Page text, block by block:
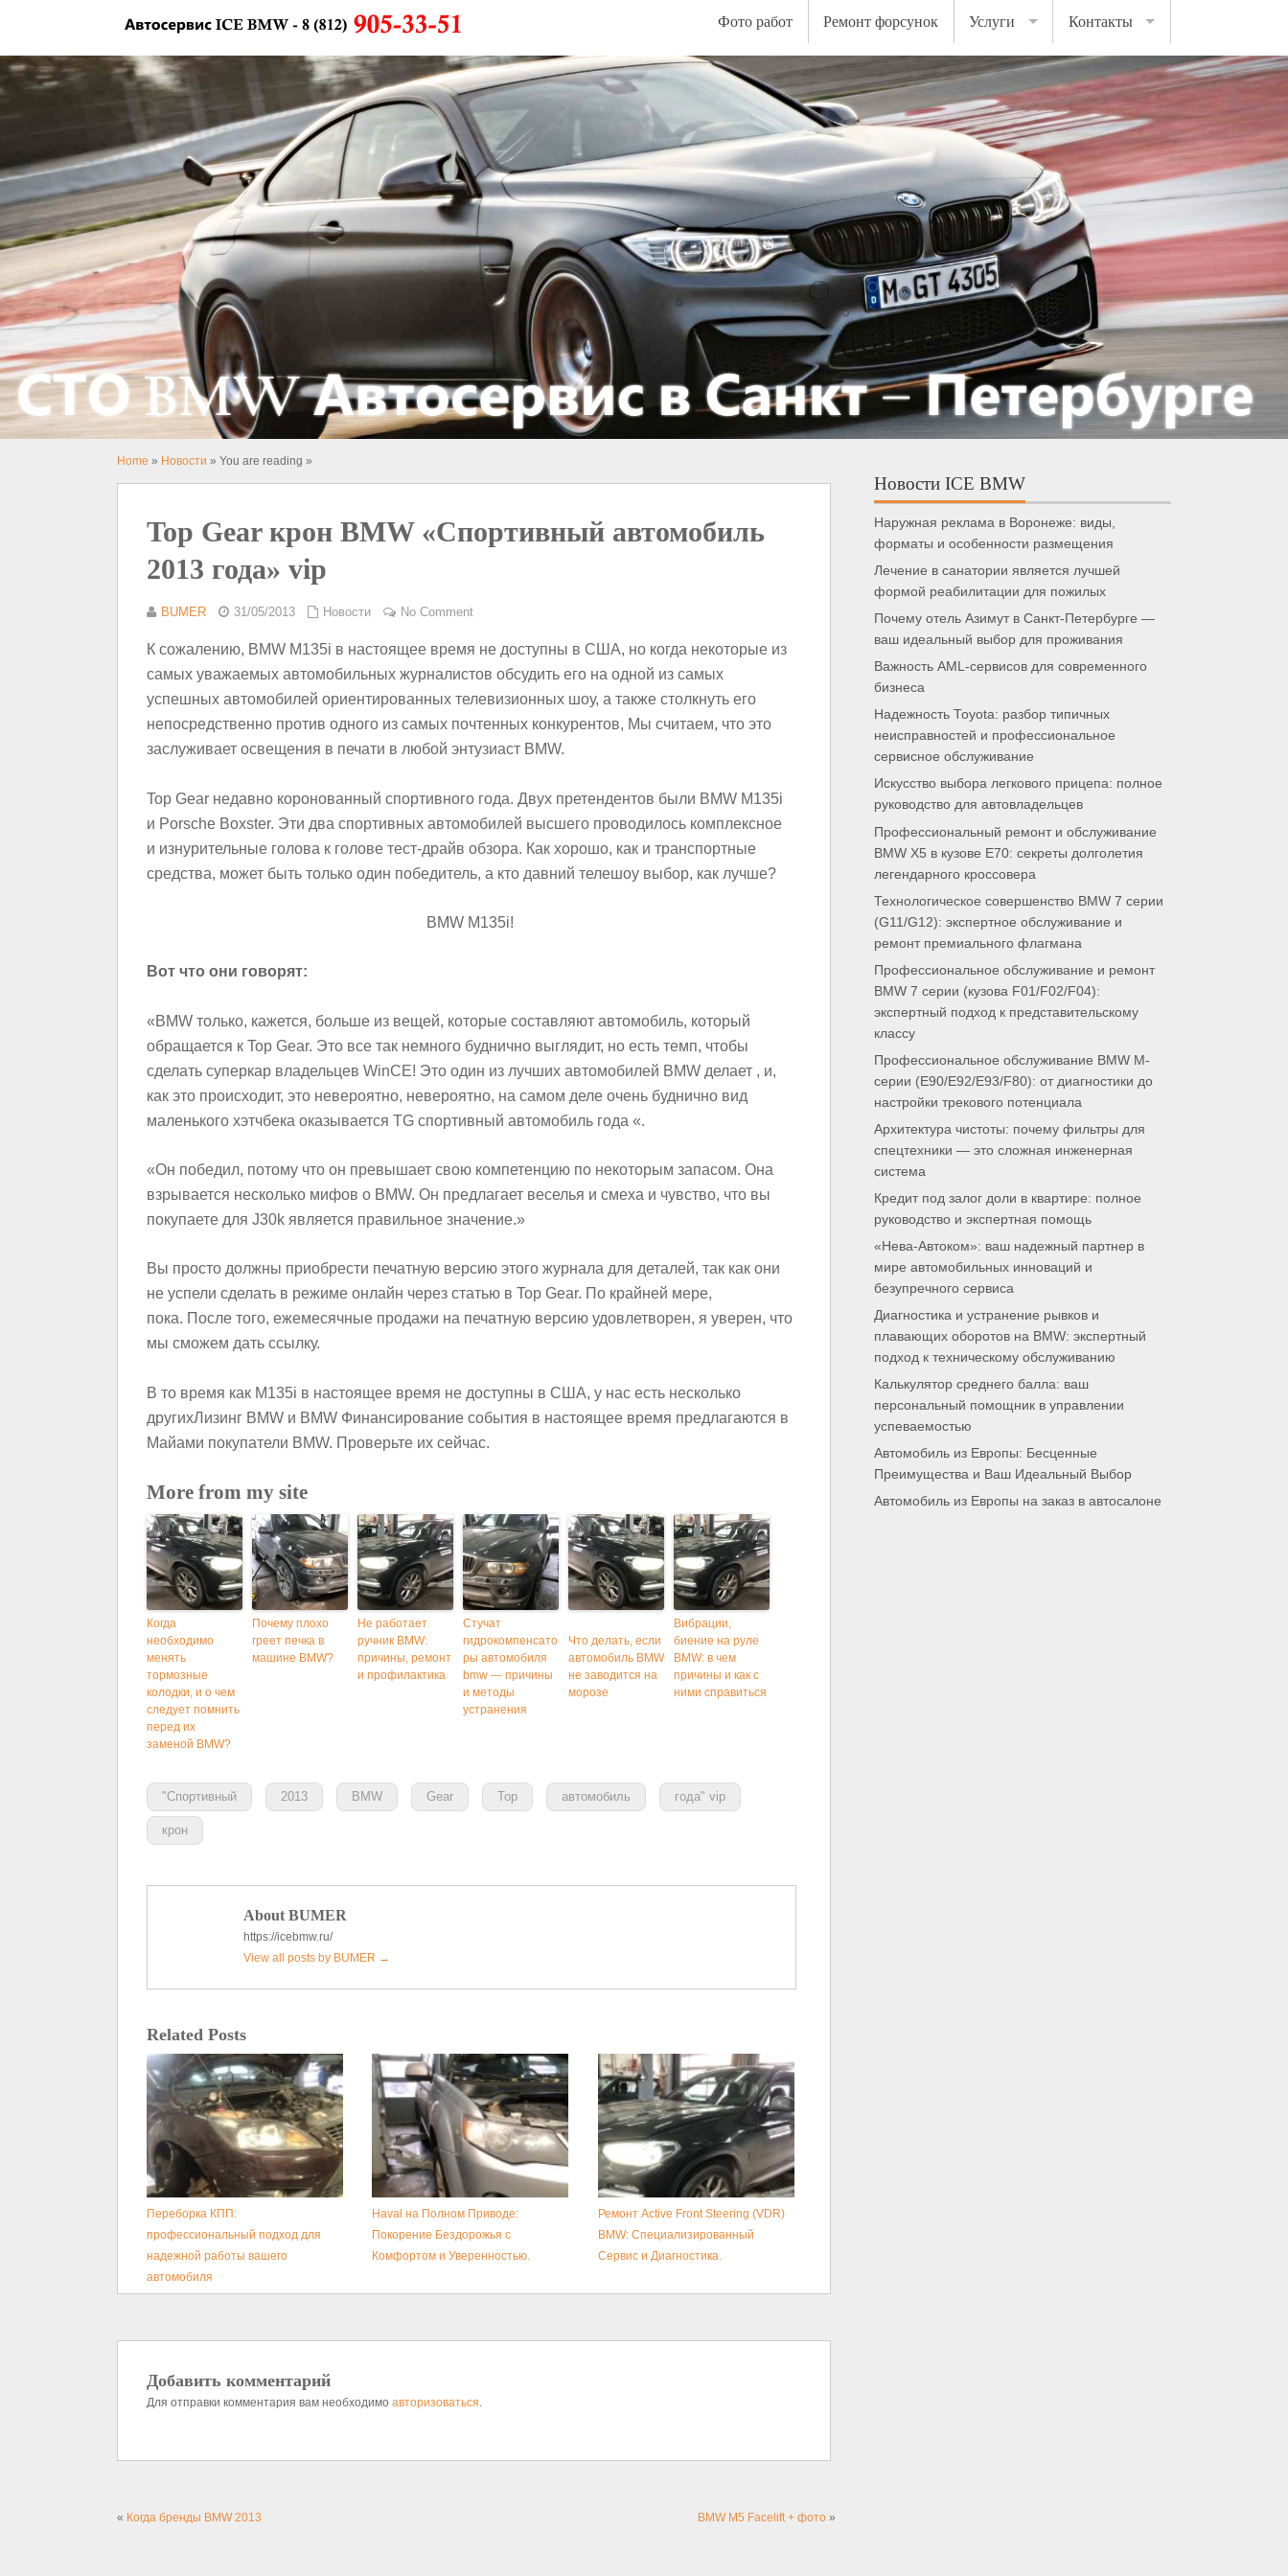
Фото работ Ремонт форсунок Услуги Контакты
Home » Новости » You are reading »
Top Gear крон BMW «Спортивный автомобиль
2013 года» vip
BUMER 31/05/2013 Новости No Comment
К сожалению, BMW M135i в настоящее время не доступны в США, но когда некоторые из
самых уважаемых автомобильных журналистов обсудить его на одной из самых
успешных автомобилей ориентированных телевизионных шоу, а также столкнуть его
непосредственно против одного из самых почтенных конкурентов, Мы считаем, что это
заслуживает освещения в печати в любой энтузиаст BMW.
Top Gear недавно коронованный спортивного года. Двух претендентов были BMW M135i
и Porsche Boxster. Эти два спортивных автомобилей высшего проводилось комплексное
и изнурительные голова к голове тест-драйв обзора. Как хорошо, как и транспортные
средства, может быть только один победитель, а кто давний телешоу выбор, как лучше?
BMW M135i!
Вот что они говорят:
«BMW только, кажется, больше из вещей, которые составляют автомобиль, который
обращается к Top Gear. Это все так немного буднично выглядит, но есть темп, чтобы
сделать суперкар владельцев WinCE! Это один из лучших автомобилей BMW делает , и,
как это происходит, это невероятно, невероятно, на самом деле очень буднично вид
маленького хэтчбека оказывается TG спортивный автомобиль года «.
«Он победил, потому что он превышает свою компетенцию по некоторым запасом. Она
взрывается несколько мифов о BMW. Он предлагает веселья и смеха и чувство, что вы
покупаете для Ј30k является правильное значение.»
Вы просто должны приобрести печатную версию этого журнала для деталей, так как они
не успели сделать в режиме онлайн через статью в Top Gear. По крайней мере,
пока. После того, ежемесячные продажи на печатную версию удовлетворен, я уверен, что
мы сможем дать ссылку.
В то время как M135i в настоящее время не доступны в США, у нас есть несколько
другихЛизинг BMW и BMW Финансирование события в настоящее время предлагаются в
Майами покупатели BMW. Проверьте их сейчас.
More from my site
Когда
необходимо
менять
тормозные
колодки, и o чем
следует помнить
перед их
заменой BMW?
Почему плохо
греет печка в
машине BMW?
Не работает
ручник BMW:
причины, ремонт
и профилактика
Стучат
гидрокомпенсато
ры автомобиля
bmw — причины
и методы
устранения
Что делать, если
автомобиль BMW
не заводится на
морозе
Вибрации,
биение на руле
BMW: в чем
причины и как с
ними справиться
"Спортивный 2013 BMW Gear Top автомобиль года" vip
крон
About BUMER
https://icebmw.ru/
View all posts by BUMER →
Related Posts
Переборка КПП:
профессиональный подход для
надежной работы вашего
автомобиля
Haval на Полном Приводе:
Покорение Бездорожья с
Комфортом и Уверенностью.
Ремонт Active Front Steering (VDR)
BMW: Специализированный
Сервис и Диагностика.
Добавить комментарий
Для отправки комментария вам необходимо авторизоваться.
« Когда бренды BMW 2013 BMW M5 Facelift + фото »
Новости ICE BMW
Наружная реклама в Воронеже: виды,
форматы и особенности размещения
Лечение в санатории является лучшей
формой реабилитации для пожилых
Почему отель Азимут в Санкт-Петербурге —
ваш идеальный выбор для проживания
Важность AML-сервисов для современного
бизнеса
Надежность Toyota: разбор типичных
неисправностей и профессиональное
сервисное обслуживание
Искусство выбора легкового прицепа: полное
руководство для автовладельцев
Профессиональный ремонт и обслуживание
BMW X5 в кузове E70: секреты долголетия
легендарного кроссовера
Технологическое совершенство BMW 7 серии
(G11/G12): экспертное обслуживание и
ремонт премиального флагмана
Профессиональное обслуживание и ремонт
BMW 7 серии (кузова F01/F02/F04):
экспертный подход к представительскому
классу
Профессиональное обслуживание BMW M-
серии (E90/E92/E93/F80): от диагностики до
настройки трекового потенциала
Архитектура чистоты: почему фильтры для
спецтехники — это сложная инженерная
система
Кредит под залог доли в квартире: полное
руководство и экспертная помощь
«Нева-Автоком»: ваш надежный партнер в
мире автомобильных инноваций и
безупречного сервиса
Диагностика и устранение рывков и
плавающих оборотов на BMW: экспертный
подход к техническому обслуживанию
Калькулятор среднего балла: ваш
персональный помощник в управлении
успеваемостью
Автомобиль из Европы: Бесценные
Преимущества и Ваш Идеальный Выбор
Автомобиль из Европы на заказ в автосалоне